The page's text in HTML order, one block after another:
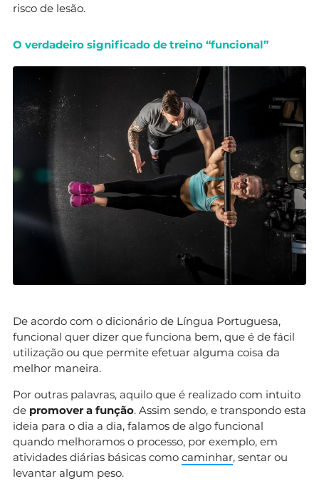
risco de lesão.
O verdadeiro significado de treino “funcional”
De acordo com o dicionário de Língua Portuguesa,
funcional quer dizer que funciona bem, que é de fácil
utilização ou que permite efetuar alguma coisa da
melhor maneira.
Por outras palavras, aquilo que é realizado com intuito
de promover a função. Assim sendo, e transpondo esta
ideia para o dia a dia, falamos de algo funcional
quando melhoramos o processo, por exemplo, em
atividades diárias básicas como caminhar, sentar ou
levantar algum peso.